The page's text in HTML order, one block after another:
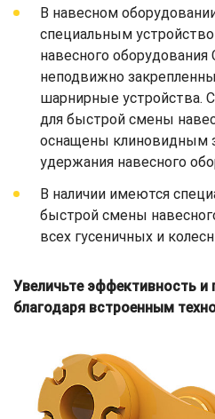
В навесном
специальным
навесного оборудования
неподвижно
шарнирные устройства.
для быстрой смены
оснащены клиновидным
удержания навесного
В наличии имеются
быстрой смены
всех гусеничных и
Увеличьте эффективность и
благодаря встроенным